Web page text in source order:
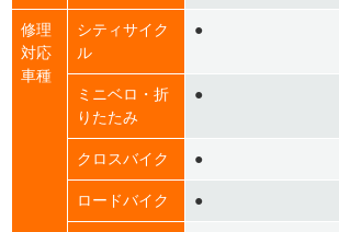
修理
対応
車種
シティサイク
ル
●
ミニベロ・折
りたたみ
●
クロスバイク ●
ロードバイク ●